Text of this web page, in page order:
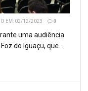
EM: 02/12/2023 0
uma audiência
do Iguaçu, que...